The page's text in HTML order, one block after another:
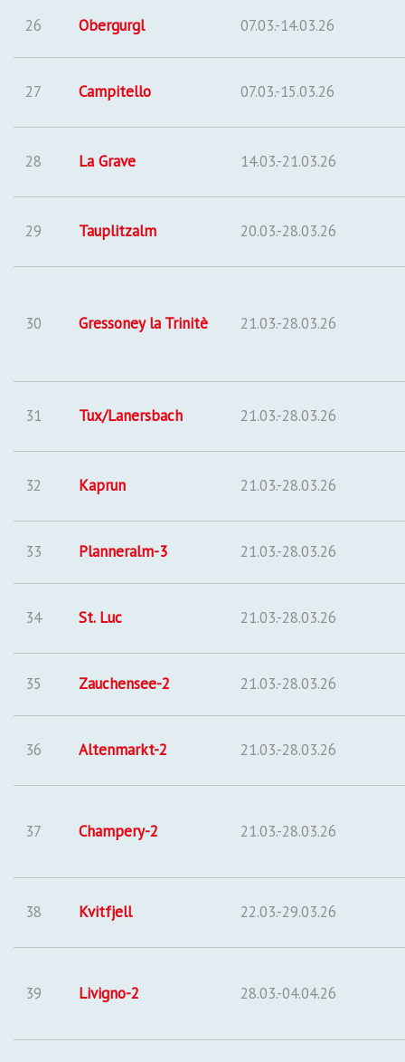
26 Obergurgl 07.03.-14.03.26
27 Campitello 07.03.-15.03.26
28 La Grave 14.03.-21.03.26
29 Tauplitzalm 20.03.-28.03.26
30 Gressoney la Trinitè 21.03.-28.03.26
31 Tux/Lanersbach 21.03.-28.03.26
32 Kaprun 21.03.-28.03.26
33 Planneralm-3 21.03.-28.03.26
34 St. Luc 21.03.-28.03.26
35 Zauchensee-2 21.03.-28.03.26
36 Altenmarkt-2 21.03.-28.03.26
37 Champery-2 21.03.-28.03.26
38 Kvitfjell 22.03.-29.03.26
39 Livigno-2 28.03.-04.04.26